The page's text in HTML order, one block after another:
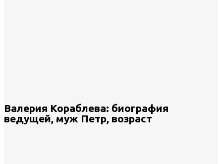
Валерия Кораблева: биография
ведущей, муж Петр, возраст